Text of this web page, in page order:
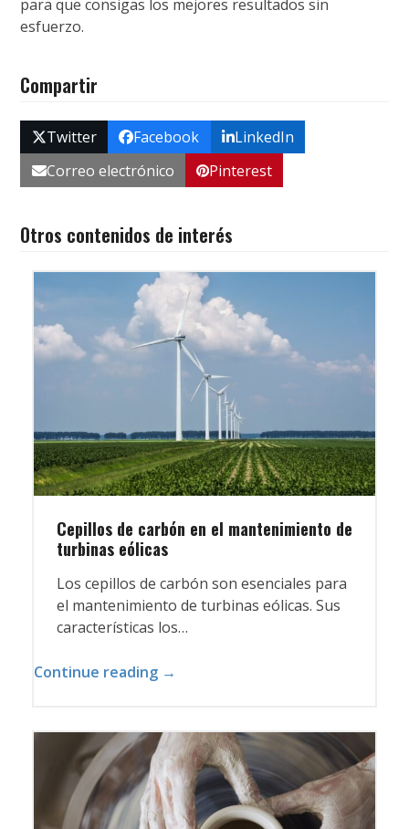
para que consigas los mejores resultados sin
esfuerzo.
Compartir
Twitter Facebook
LinkedIn
Correo electrónico
Pinterest
Otros contenidos de interés
Cepillos de carbón en el mantenimiento de
turbinas eólicas
Los cepillos de carbón son esenciales para
el mantenimiento de turbinas eólicas. Sus
características los…
Continue reading →